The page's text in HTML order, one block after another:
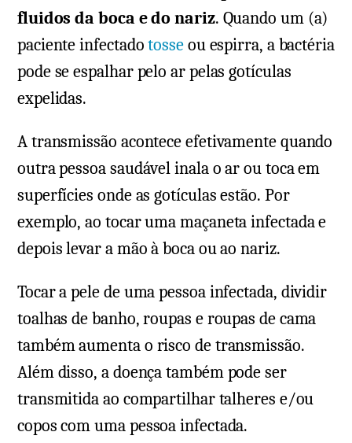
fluidos da boca e do nariz. Quando um (a)
paciente infectadotosseou espirra, a bactéria
pode se espalhar pelo ar pelas gotículas
expelidas.
A transmissão acontece efetivamente quando
outra pessoa saudável inala o ar ou toca em
superfícies onde as gotículas estão. Por
exemplo, ao tocar uma maçaneta infectada e
depois levar a mão à boca ou ao nariz.
Tocar a pele de uma pessoa infectada, dividir
toalhas de banho, roupas e roupas de cama
também aumenta o risco de transmissão.
Além disso, a doença também pode ser
transmitida ao compartilhar talheres e/ou
copos com uma pessoa infectada.